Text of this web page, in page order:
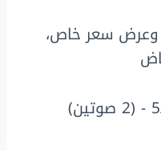
سعر خاص،